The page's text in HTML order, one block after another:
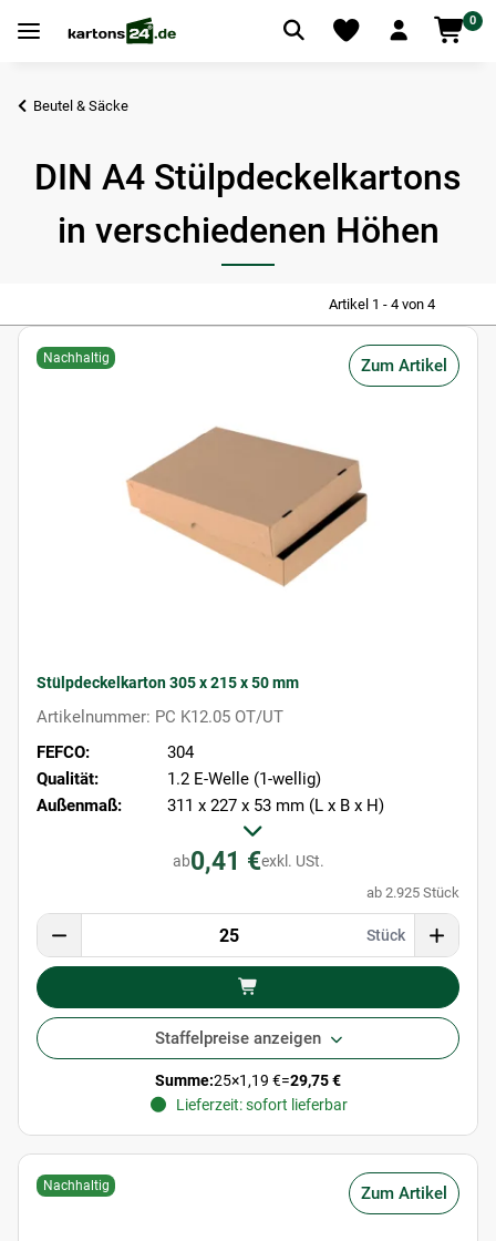
0
Beutel & Säcke
DIN A4 Stülpdeckelkartons
in verschiedenen Höhen
Artikel 1 - 4 von 4
Zum Artikel
Nachhaltig
Stülpdeckelkarton 305 x 215 x 50 mm
Artikelnummer: PC K12.05 OT/UT
FEFCO:
304
Qualität:
1.2 E-Welle (1-wellig)
Außenmaß:
311 x 227 x 53 mm (L x B x H)
ab0,41 €exkl. USt.
ab 2.925 Stück
Stück
Staffelpreise anzeigen
Summe:25×1,19 €=29,75 €
Lieferzeit: sofort lieferbar
Zum Artikel
Nachhaltig